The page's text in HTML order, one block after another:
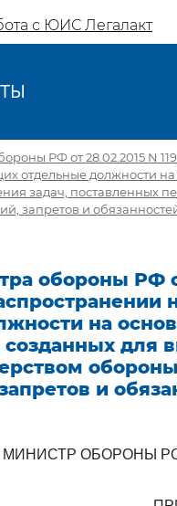
с ЮИС Легалакт
РФ от 28.02.2015 N
отдельные должности на
задач, поставленных
запретов и
обороны РФ
на
созданных для
и
МИНИСТР ОБОРОНЫ